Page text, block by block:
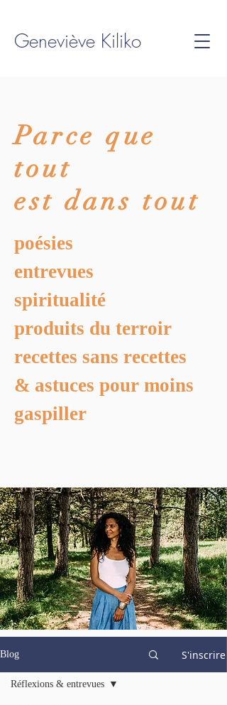
Geneviève Kiliko
Parce que
tout
est dans tout
poésies
entrevues
spiritualité
produits du terroir
recettes sans recettes
& astuces pour moins
gaspiller
Blog S'inscrire
Réflexions & entrevues